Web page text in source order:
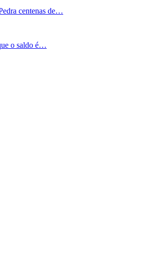
centenas de…
o saldo é…